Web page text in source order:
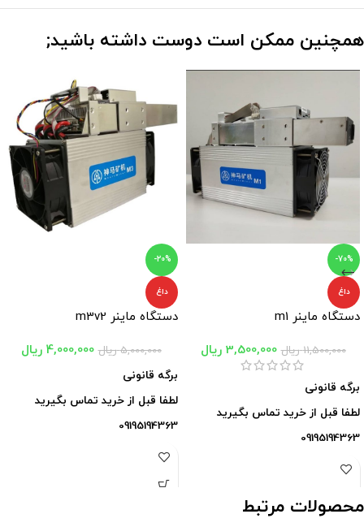
همچنین ممکن است دوست داشته باشید;
-70%
داغ
دستگاه ماینر m1
11,500,000 ریال 3,500,000 ریال
برگه قانونی
لطفا قبل از خرید تماس بگیرید
09195194363
-20%
داغ
دستگاه ماینر m3v2
5,000,000 ریال 4,000,000 ریال
برگه قانونی
لطفا قبل از خرید تماس بگیرید
09195194363
محصولات مرتبط